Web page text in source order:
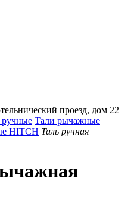
проезд, дом 22
Тали рычажные
HITCH Таль ручная